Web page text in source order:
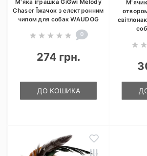
М'яка іграшка GiGwi Melody
Chaser Їжачок з електронним
чипом для собак WAUDOG
0
274 грн.
ДО КОШИКА
М'ячик